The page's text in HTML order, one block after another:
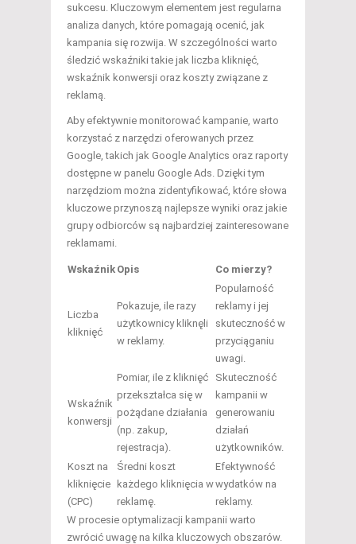
sukcesu. Kluczowym elementem jest regularna
analiza danych, które pomagają ocenić, jak
kampania się rozwija. W szczególności warto
śledzić wskaźniki takie jak liczba kliknięć,
wskaźnik konwersji oraz koszty związane z
reklamą.
Aby efektywnie monitorować kampanie, warto
korzystać z narzędzi oferowanych przez
Google, takich jak Google Analytics oraz raporty
dostępne w panelu Google Ads. Dzięki tym
narzędziom można zidentyfikować, które słowa
kluczowe przynoszą najlepsze wyniki oraz jakie
grupy odbiorców są najbardziej zainteresowane
reklamami.
Wskaźnik Opis Co mierzy?
Liczba
kliknięć
Pokazuje, ile razy
użytkownicy kliknęli
w reklamy.
Popularność
reklamy i jej
skuteczność w
przyciąganiu
uwagi.
Wskaźnik
konwersji
Pomiar, ile z kliknięć
przekształca się w
pożądane działania
(np. zakup,
rejestracja).
Skuteczność
kampanii w
generowaniu
działań
użytkowników.
Koszt na
kliknięcie
(CPC)
Średni koszt
każdego kliknięcia w
reklamę.
Efektywność
wydatków na
reklamy.
W procesie optymalizacji kampanii warto
zwrócić uwagę na kilka kluczowych obszarów.